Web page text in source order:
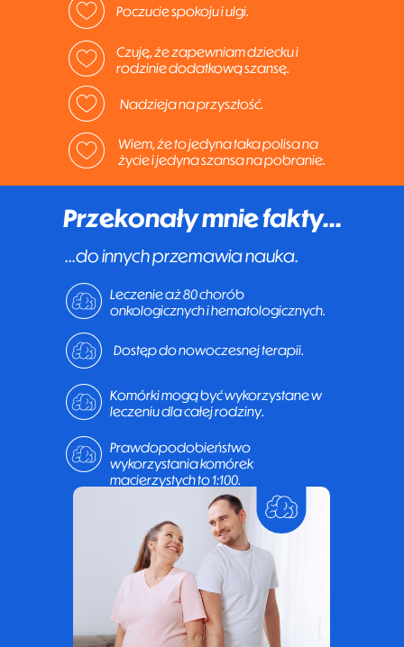
Poczucie spokoju i ulgi.
Czuję, że zapewniam dziecku i
rodzinie dodatkową szansę.
Nadzieja na przyszłość.
Wiem, że to jedyna taka polisa na
życie i jedyna szansa na pobranie.
Przekonały mnie fakty...
...do innych przemawia nauka.
Leczenie aż 80 chorób
onkologicznych i hematologicznych.
Dostęp do nowoczesnej terapii.
Komórki mogą być wykorzystane w
leczeniu dla całej rodziny.
Prawdopodobieństwo
wykorzystania komórek
macierzystych to 1:100.